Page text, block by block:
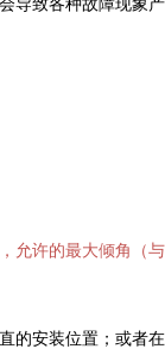
致各种故障现象
允许的最大倾角（
的安装位置；或者